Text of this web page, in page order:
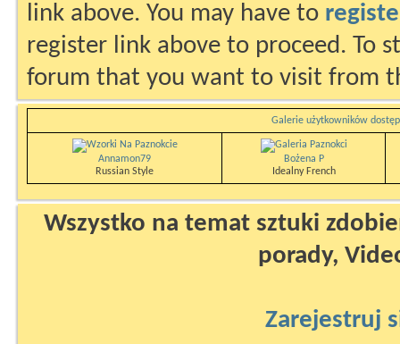
link above. You may have to
register link above to proceed. To
forum that you want to visit from
Galerie użytkowników
Annamon79
Russian Style
Bożena P
Idealny French
Wszystko na temat sztuki
porady,
Zarejestruj